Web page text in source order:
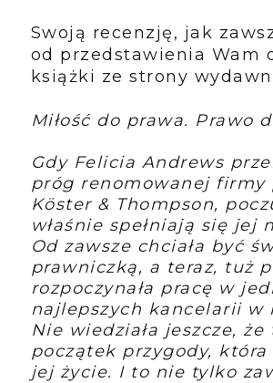
Swoją recenzję, jak
od przedstawienia Wam
książki ze strony
Miłość do prawa. Prawo
Gdy Felicia Andrews
próg renomowanej firmy
Köster & Thompson,
właśnie spełniają się jej
Od zawsze chciała być
prawniczką, a teraz, tuż
rozpoczynała pracę w
najlepszych kancelarii w
Nie wiedziała jeszcze, że
początek przygody,
jej życie. I to nie tylko